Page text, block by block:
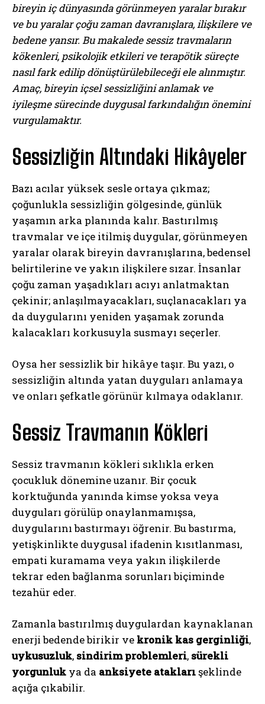
bireyin iç dünyasında görünmeyen yaralar bırakır
ve bu yaralar çoğu zaman davranışlara, ilişkilere ve
bedene yansır. Bu makalede sessiz travmaların
kökenleri, psikolojik etkileri ve terapötik süreçte
nasıl fark edilip dönüştürülebileceği ele alınmıştır.
Amaç, bireyin içsel sessizliğini anlamak ve
iyileşme sürecinde duygusal farkındalığın önemini
vurgulamaktır.
Sessizliğin Altındaki Hikâyeler
Bazı acılar yüksek sesle ortaya çıkmaz;
çoğunlukla sessizliğin gölgesinde, günlük
yaşamın arka planında kalır. Bastırılmış
travmalar ve içe itilmiş duygular, görünmeyen
yaralar olarak bireyin davranışlarına, bedensel
belirtilerine ve yakın ilişkilere sızar. İnsanlar
çoğu zaman yaşadıkları acıyı anlatmaktan
çekinir; anlaşılmayacakları, suçlanacakları ya
da duygularını yeniden yaşamak zorunda
kalacakları korkusuyla susmayı seçerler.
Oysa her sessizlik bir hikâye taşır. Bu yazı, o
sessizliğin altında yatan duyguları anlamaya
ve onları şefkatle görünür kılmaya odaklanır.
Sessiz Travmanın Kökleri
Sessiz travmanın kökleri sıklıkla erken
çocukluk dönemine uzanır. Bir çocuk
korktuğunda yanında kimse yoksa veya
duyguları görülüp onaylanmamışsa,
duygularını bastırmayı öğrenir. Bu bastırma,
yetişkinlikte duygusal ifadenin kısıtlanması,
empati kuramama veya yakın ilişkilerde
tekrar eden bağlanma sorunları biçiminde
tezahür eder.
Zamanla bastırılmış duygulardan kaynaklanan
enerji bedende birikir ve kronik kas gerginliği,
uykusuzluk, sindirim problemleri, sürekli
yorgunluk ya da anksiyete ataklarışeklinde
açığa çıkabilir.